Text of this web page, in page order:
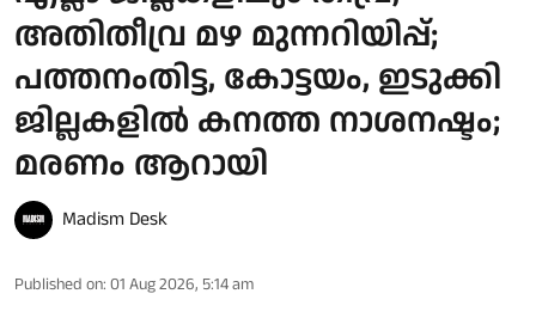
അതിതീവ്ര മഴ മുന്നറിയിപ്പ്;
പത്തനംതിട്ട, കോട്ടയം, ഇടുക്കി
ജില്ലകളിൽ കനത്ത നാശനഷ്ടം;
മരണം ആറായി
Madism Desk
Published on: 01 Aug 2026, 5:14 am